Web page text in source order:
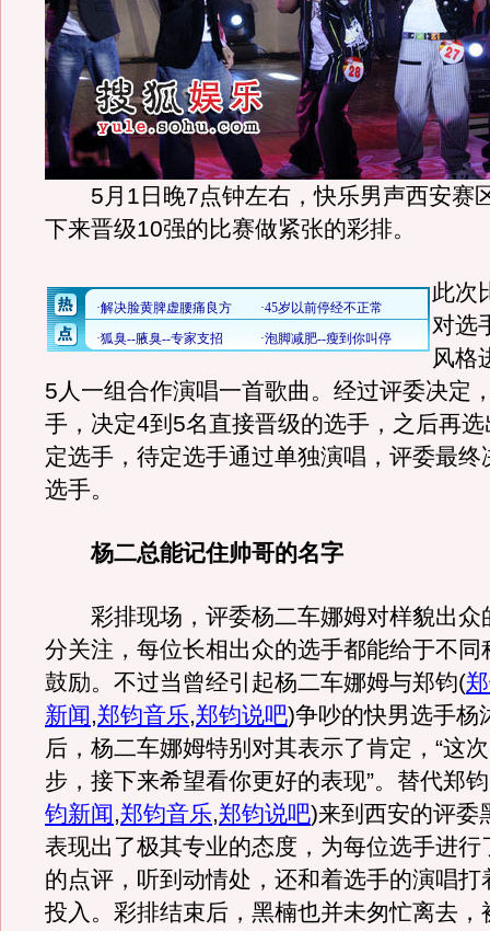
5月1日晚7点钟左右，快乐男声西安赛
下来晋级10强的比赛做紧张的彩排。
此次
对选
风格
5人一组合作演唱一首歌曲。经过评委决定
手，决定4到5名直接晋级的选手，之后再
定选手，待定选手通过单独演唱，评委最终
选手。
杨二总能记住帅哥的名字
彩排现场，评委杨二车娜姆对样貌出众
分关注，每位长相出众的选手都能给于不同
鼓励。不过当曾经引起杨二车娜姆与郑钧(
新闻,郑钧音乐,郑钧说吧)争吵的快男选手杨
后，杨二车娜姆特别对其表示了肯定，“这
步，接下来希望看你更好的表现”。替代郑钧
钧新闻,郑钧音乐,郑钧说吧)来到西安的评委
表现出了极其专业的态度，为每位选手进行
的点评，听到动情处，还和着选手的演唱打
投入。彩排结束后，黑楠也并未匆忙离去，